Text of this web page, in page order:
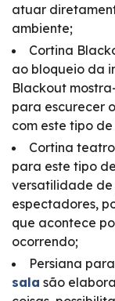
atuar
ambiente;
Cortina
ao bloqueio da
Blackout
para escurecer
com este tipo
Cortina
para este tipo
versatilidade
espectadores,
que acontece
ocorrendo;
Persiana
sala são